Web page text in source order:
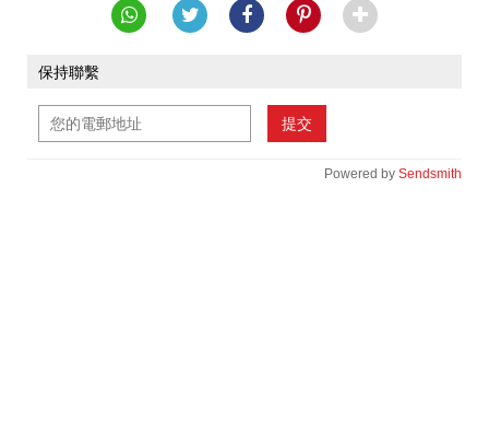
保持聯繫
提交
Powered by Sendsmith